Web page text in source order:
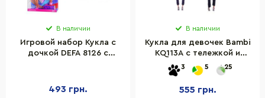
В наличии
Игровой набор Кукла с
дочкой DEFA 8126 с
493 грн.
В наличии
Кукла для девочек Bambi
KQ113A с тележкой и
продуктами
3 5 25
555 грн.